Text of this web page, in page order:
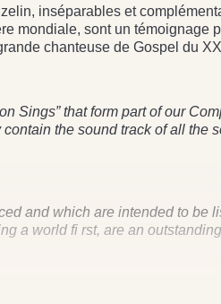
inséparables et
mondiale, sont un témoignage
chanteuse de Gospel du
Sings” that form part of our
the sound track of all the
and which are intended to be
a world fi rst, are an